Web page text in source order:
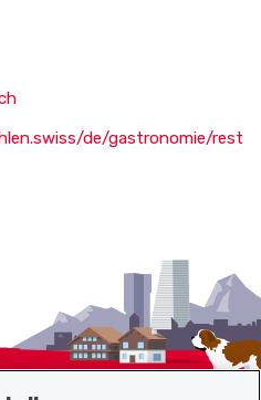
de/gastronomie/rest